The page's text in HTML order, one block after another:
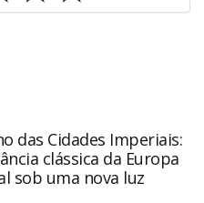
dificuldades-e-desafios-
ou as
Todo o conteúdo
é protegido pela
autoral. Não reproduza o
das Cidades Imperiais:
clássica da Europa
sob uma nova luz